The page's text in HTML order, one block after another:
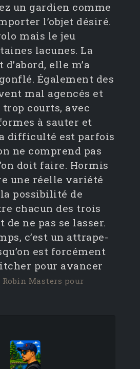
un gardien comme
l’objet désiré.
mais le jeu
lacunes. La
elle m’a
Également des
mal agencés et
trop courts, avec
à sauter et
difficulté est parfois
ne comprend pas
doit faire. Hormis
une réelle variété
possibilité de
chacun des trois
de ne pas se lasser.
c’est un attrape-
est forcément
pour avancer
Robin Masters pour